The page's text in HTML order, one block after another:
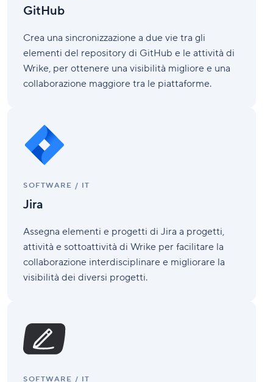
GitHub
Crea una sincronizzazione a due vie tra gli
elementi del repository di GitHub e le attività di
Wrike, per ottenere una visibilità migliore e una
collaborazione maggiore tra le piattaforme.
SOFTWARE / IT
Jira
Assegna elementi e progetti di Jira a progetti,
attività e sottoattività di Wrike per facilitare la
collaborazione interdisciplinare e migliorare la
visibilità dei diversi progetti.
SOFTWARE / IT